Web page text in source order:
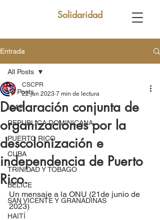
Solidaridad
Entrada
All Posts
ICAP
REPUBLICA DOMINICANA
PUERTO RICO
CUBA
TRINIDAD Y TOBAGO
BELICE
SAN VICENTE Y GRANADINAS
HAITÍ
All Posts
Declaración conjunta de
organizaciones por la
descolonización e
independencia de Puerto
Rico.
CSCPR
22 jun 2023 7 min de lectura
Un mensaje a la ONU (21de junio de
2023)